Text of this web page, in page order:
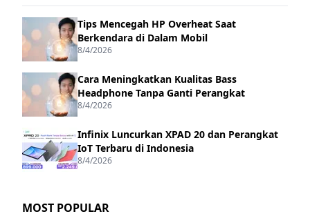
Tips Mencegah HP Overheat Saat
Berkendara di Dalam Mobil
8/4/2026
Cara Meningkatkan Kualitas Bass
Headphone Tanpa Ganti Perangkat
8/4/2026
Infinix Luncurkan XPAD 20 dan Perangkat
IoT Terbaru di Indonesia
8/4/2026
MOST POPULAR